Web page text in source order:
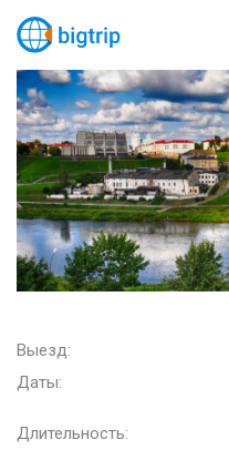
Выезд:
Даты:
Длительность: